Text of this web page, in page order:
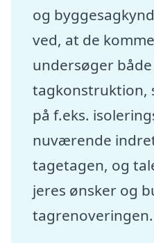
og
ved, at de
undersøger
tagkonstruktion,
på f.eks.
nuværende
tagetagen, og
jeres ønsker og
tagrenoveringen.